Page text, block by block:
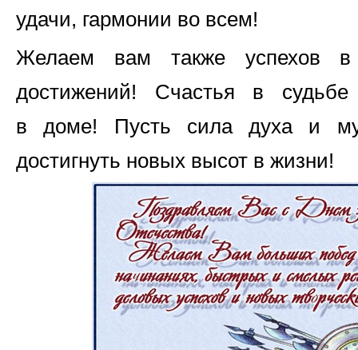
удачи, гармонии во всем!
Желаем вам также успехов
достижений! Счастья в
в доме! Пусть сила духа и
достигнуть новых высот в жизни!